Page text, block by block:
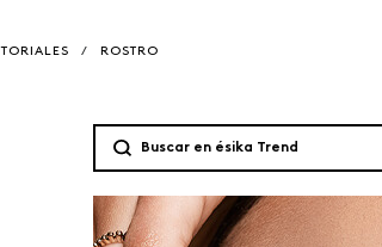
/ ROSTRO